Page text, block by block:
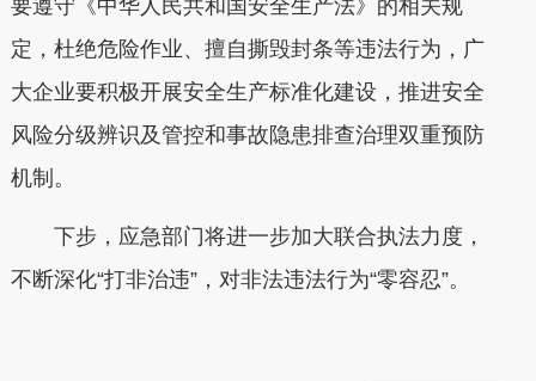
要遵守《中华人民共和国安全生产法》的相关规
定，杜绝危险作业、擅自撕毁封条等违法行为，广
大企业要积极开展安全生产标准化建设，推进安全
风险分级辨识及管控和事故隐患排查治理双重预防
机制。
下步，应急部门将进一步加大联合执法力度，
不断深化“打非治违”，对非法违法行为“零容忍”。